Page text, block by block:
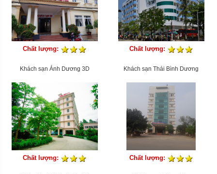
Chất lượng:
Khách sạn Ánh Dương 3D
Chất lượng:
Khách sạn Thái Bình Dương
Chất lượng: Chất lượng: